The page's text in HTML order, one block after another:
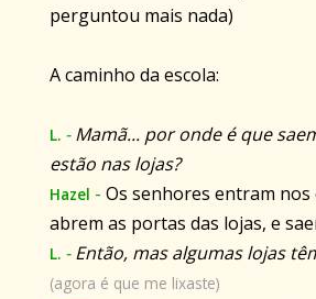
perguntou mais nada)
A caminho da escola:
L. -Mamã... por onde é que
estão nas lojas?
Hazel - Os senhores entram nos
abrem as portas das lojas, e
L. -Então, mas algumas lojas
(agora é que me lixaste)